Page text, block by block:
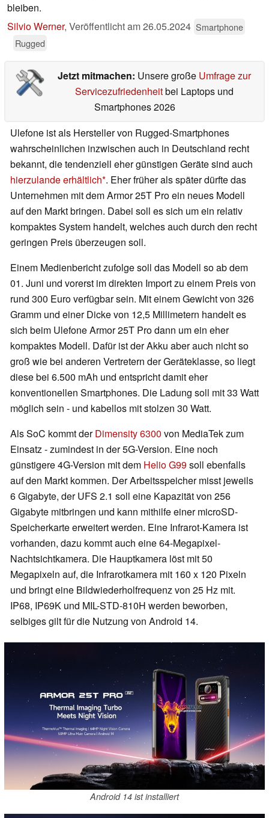
bleiben.
Silvio Werner, Veröffentlicht am26.05.2024 Smartphone
Rugged
Jetzt mitmachen: Unsere große Umfrage zur
Servicezufriedenheitbei Laptops und
Smartphones 2026
Ulefone ist als Hersteller von Rugged-Smartphones
wahrscheinlichen inzwischen auch in Deutschland recht
bekannt, die tendenziell eher günstigen Geräte sind auch
hierzulande erhältlich . Eher früher als später dürfte das
Unternehmen mit dem Armor 25T Pro ein neues Modell
auf den Markt bringen. Dabei soll es sich um ein relativ
kompaktes System handelt, welches auch durch den recht
geringen Preis überzeugen soll.
Einem Medienbericht zufolge soll das Modell so ab dem
01. Juni und vorerst im direkten Import zu einem Preis von
rund 300 Euro verfügbar sein. Mit einem Gewicht von 326
Gramm und einer Dicke von 12,5 Millimetern handelt es
sich beim Ulefone Armor 25T Pro dann um ein eher
kompaktes Modell. Dafür ist der Akku aber auch nicht so
groß wie bei anderen Vertretern der Geräteklasse, so liegt
diese bei 6.500 mAh und entspricht damit eher
konventionellen Smartphones. Die Ladung soll mit 33 Watt
möglich sein - und kabellos mit stolzen 30 Watt.
Als SoC kommt derDimensity 6300 von MediaTek zum
Einsatz - zumindest in der 5G-Version. Eine noch
günstigere 4G-Version mit dem Helio G99soll ebenfalls
auf den Markt kommen. Der Arbeitsspeicher misst jeweils
6 Gigabyte, der UFS 2.1 soll eine Kapazität von 256
Gigabyte mitbringen und kann mithilfe einer microSD-
Speicherkarte erweitert werden. Eine Infrarot-Kamera ist
vorhanden, dazu kommt auch eine 64-Megapixel-
Nachtsichtkamera. Die Hauptkamera löst mit 50
Megapixeln auf, die Infrarotkamera mit 160 x 120 Pixeln
und bringt eine Bildwiederholfrequenz von 25 Hz mit.
IP68, IP69K und MIL-STD-810H werden beworben,
selbiges gilt für die Nutzung von Android 14.
Android 14 ist installiert